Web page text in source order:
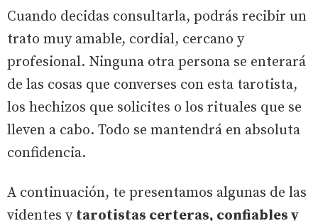
Cuando decidas consultarla, podrás recibir un
trato muy amable, cordial, cercano y
profesional. Ninguna otra persona se enterará
de las cosas que converses con esta tarotista,
los hechizos que solicites o los rituales que se
lleven a cabo. Todo se mantendrá en absoluta
confidencia.
A continuación, te presentamos algunas de las
videntes y tarotistas certeras, confiables y